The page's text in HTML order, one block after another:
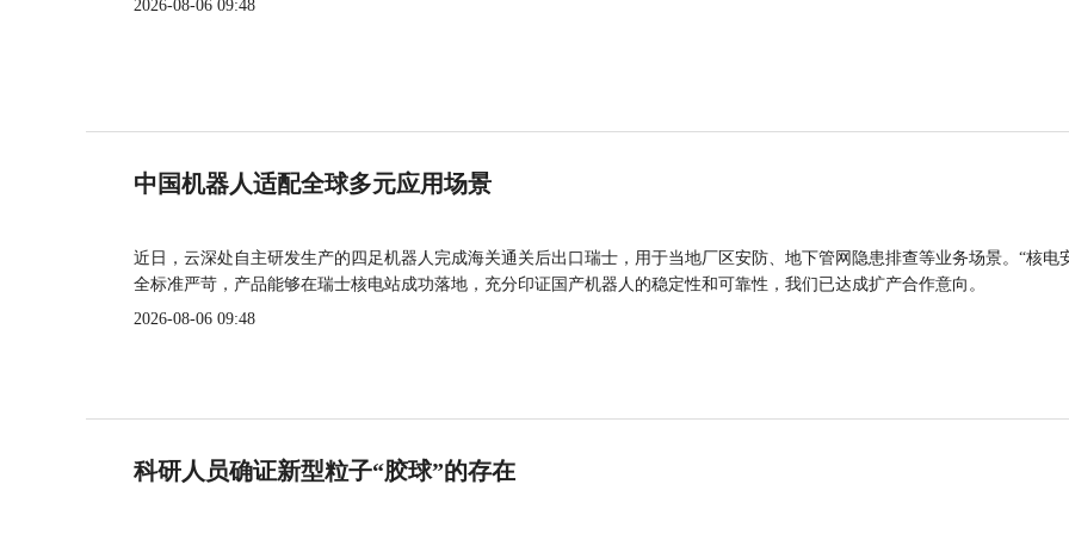
2026-08-06 09:48
中国机器人适配全球多元应用场景
近日，云深处自主研发生产的四足机器人完成海关通关后出口瑞士，用于当地厂区安防、地下管网隐患排查等业务场景。“核电
全标准严苛，产品能够在瑞士核电站成功落地，充分印证国产机器人的稳定性和可靠性，我们已达成扩产合作意向。
2026-08-06 09:48
科研人员确证新型粒子“胶球”的存在